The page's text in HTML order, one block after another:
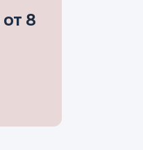
от 8